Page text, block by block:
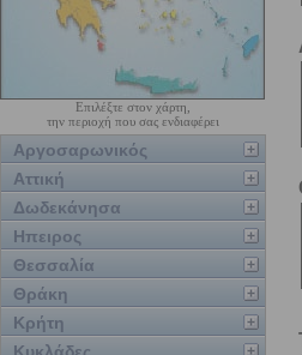
Επιλέξτε στον χάρτη,
την περιοχή που σας ενδιαφέρει
Αργοσαρωνικός
Αττική
Δωδεκάνησα
Ηπειρος
Θεσσαλία
Θράκη
Κρήτη